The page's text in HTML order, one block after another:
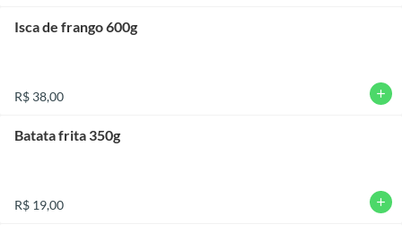
Isca de frango 600g
R$ 38,00 add
Batata frita 350g
R$ 19,00 add